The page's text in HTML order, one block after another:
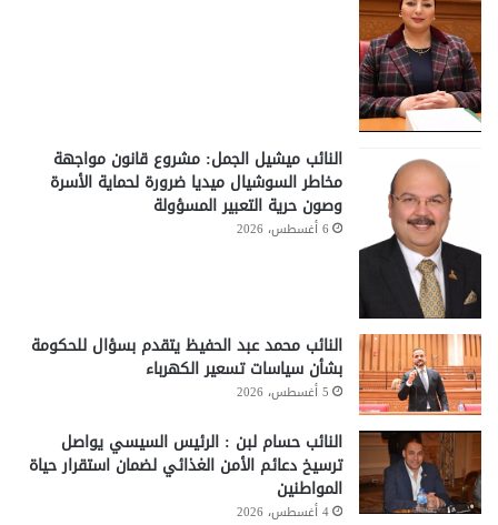
النائب ميشيل الجمل: مشروع قانون مواجهة
مخاطر السوشيال ميديا ضرورة لحماية الأسرة
وصون حرية التعبير المسؤولة
6 أغسطس، 2026
النائب محمد عبد الحفيظ يتقدم بسؤال للحكومة
بشأن سياسات تسعير الكهرباء
5 أغسطس، 2026
النائب حسام لبن : الرئيس السيسي يواصل
ترسيخ دعائم الأمن الغذائي لضمان استقرار حياة
المواطنين
4 أغسطس، 2026